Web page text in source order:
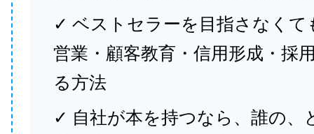
✓ ベストセラーを目指さなくて
営業・顧客教育・信用形成・採
る方法
✓ 自社が本を持つなら、誰の、